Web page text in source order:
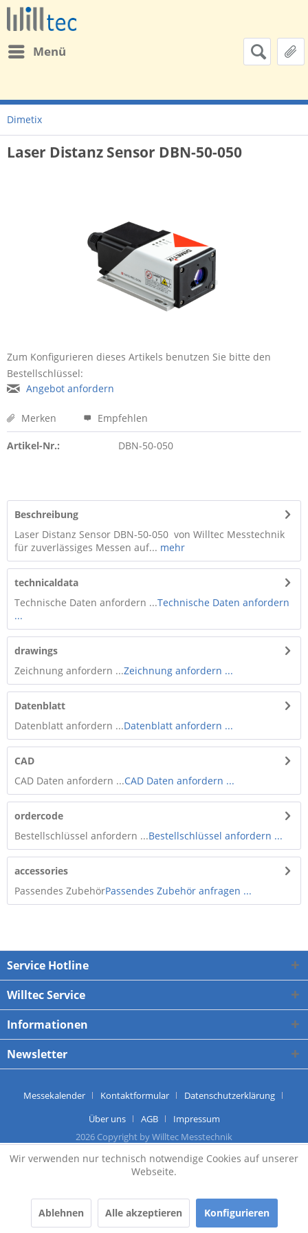
Menü
Dimetix
Laser Distanz Sensor DBN-50-050
Zum Konfigurieren dieses Artikels benutzen Sie bitte den
Bestellschlüssel:
Angebot anfordern
Merken Empfehlen
Artikel-Nr.: DBN-50-050
Beschreibung
Laser Distanz Sensor DBN-50-050 von Willtec Messtechnik
für zuverlässiges Messen auf... mehr
technicaldata
Technische Daten anfordern ...Technische Daten anfordern
...
drawings
Zeichnung anfordern ...Zeichnung anfordern ...
Datenblatt
Datenblatt anfordern ...Datenblatt anfordern ...
CAD
CAD Daten anfordern ...CAD Daten anfordern ...
ordercode
Bestellschlüssel anfordern ...Bestellschlüssel anfordern ...
accessories
Passendes ZubehörPassendes Zubehör anfragen ...
Service Hotline
Willtec Service
Informationen
Newsletter
Messekalender Kontaktformular
Datenschutzerklärung
Über uns
AGB
Impressum
2026 Copyright by Willtec Messtechnik
Wir verwenden nur technisch notwendige Cookies auf unserer
Webseite.
Ablehnen Alle akzeptieren Konfigurieren